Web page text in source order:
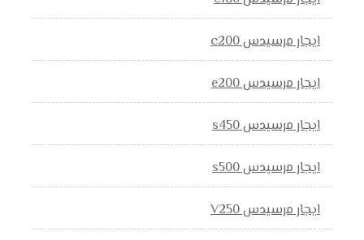
ايجار مرسيدس c200
ايجار مرسيدس e200
ايجار مرسيدس s450
ايجار مرسيدس s500
ايجار مرسيدس V250